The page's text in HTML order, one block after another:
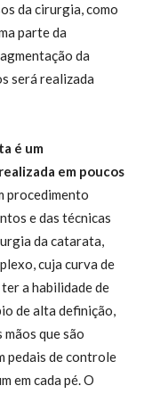
da cirurgia, como
parte da
da
será realizada
é um
em poucos
procedimento
e das técnicas
da catarata,
cuja curva de
a habilidade de
de alta definição,
que são
pedais de controle
em cada pé. O